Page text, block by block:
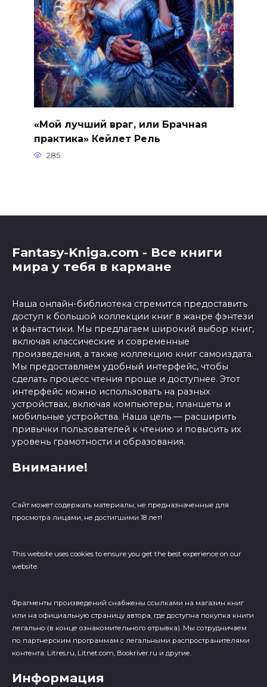
«Мой лучший враг, или Брачная
практика» Кейлет Рель
285
Fantasy-Kniga.com - Все книги
мира у тебя в кармане
Наша онлайн-библиотека стремится предоставить
доступ к большой коллекции книг в жанре фэнтези
и фантастики. Мы предлагаем широкий выбор книг,
включая классические и современные
произведения, а также коллекцию книг самоиздата.
Мы предоставляем удобный интерфейс, чтобы
сделать процесс чтения проще и доступнее. Этот
интерфейс можно использовать на разных
устройствах, включая компьютеры, планшеты и
мобильные устройства. Наша цель — расширить
привычки пользователей к чтению и повысить их
уровень грамотности и образования.
Внимание!
Сайт может содержать материалы, не предназначенные для
просмотра лицами, не достигшими 18 лет!
This website uses cookies to ensure you get the best experience on our
website.
Фрагменты произведений cнабжены ссылками на магазин книг
или на официальную страницу автора, где доступна покупка книги
легально (в конце ознакомительного отрывка). Мы сотрудничаем
по партнерским программам с легальными распространителями
контента: Litres.ru, Litnet.com, Bookriver.ru и другие.
Информация